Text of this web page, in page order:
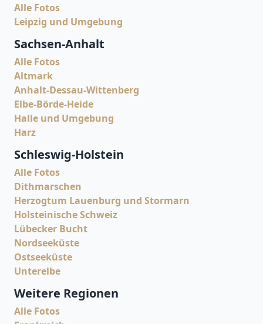
Alle Fotos
Leipzig und Umgebung
Sachsen-Anhalt
Alle Fotos
Altmark
Anhalt-Dessau-Wittenberg
Elbe-Börde-Heide
Halle und Umgebung
Harz
Schleswig-Holstein
Alle Fotos
Dithmarschen
Herzogtum Lauenburg und Stormarn
Holsteinische Schweiz
Lübecker Bucht
Nordseeküste
Ostseeküste
Unterelbe
Weitere Regionen
Alle Fotos